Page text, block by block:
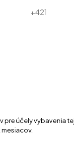
pre účely vybavenia
mesiacov.